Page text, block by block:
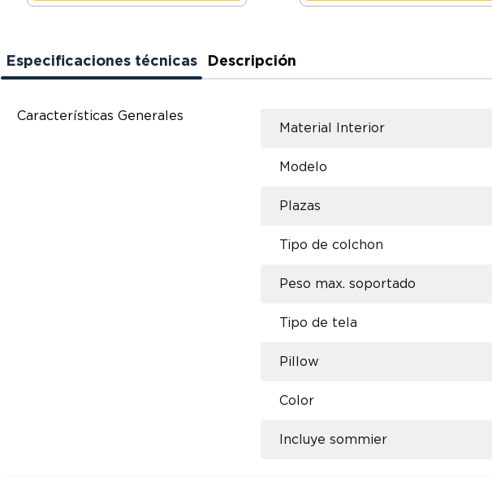
Especificaciones técnicas Descripción
Características Generales
Material Interior
Modelo
Plazas
Tipo de colchon
Peso max. soportado
Tipo de tela
Pillow
Color
Incluye sommier